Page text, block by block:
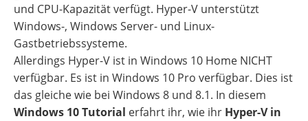
und CPU-Kapazität verfügt. Hyper-V unterstützt
Windows-, Windows Server- und Linux-
Gastbetriebssysteme.
Allerdings Hyper-V ist in Windows 10 Home NICHT
verfügbar. Es ist in Windows 10 Pro verfügbar. Dies ist
das gleiche wie bei Windows 8 und 8.1. In diesem
Windows 10 Tutorial erfahrt ihr, wie ihr Hyper-V in